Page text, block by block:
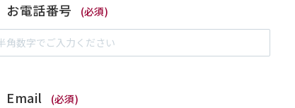
お電話番号 (必須)
Email (必須)